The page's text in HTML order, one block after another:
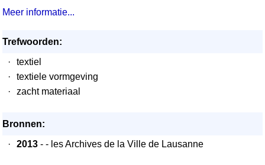
Meer informatie...
Trefwoorden:
·
textiel
·
textiele vormgeving
·
zacht materiaal
Bronnen:
·
2013 - - les Archives de la Ville de Lausanne